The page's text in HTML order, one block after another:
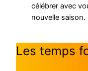
célébrer avec
nouvelle saison.
Les temps